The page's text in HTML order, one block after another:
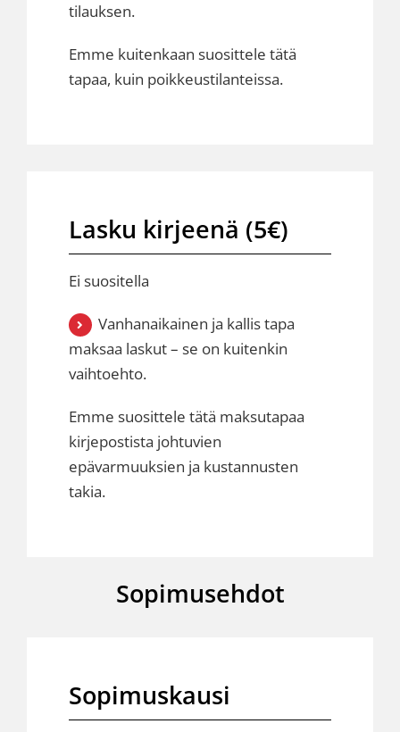
tilauksen.
Emme kuitenkaan suosittele tätä
tapaa, kuin poikkeustilanteissa.
Lasku kirjeenä (5€)
Ei suositella
Vanhanaikainen ja kallis tapa
maksaa laskut – se on kuitenkin
vaihtoehto.
Emme suosittele tätä maksutapaa
kirjepostista johtuvien
epävarmuuksien ja kustannusten
takia.
Sopimusehdot
Sopimuskausi